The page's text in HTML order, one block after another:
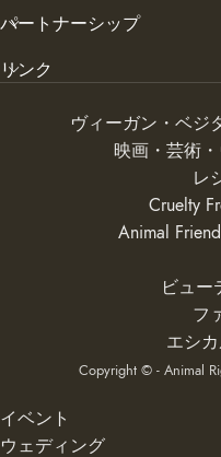
パートナーシップ
リンク
ヴィーガン・ベジ
映画・芸術
レ
Cruelty
Animal
ビュー
フ
エシ
Copyright © - Animal
イベント
ウェディング